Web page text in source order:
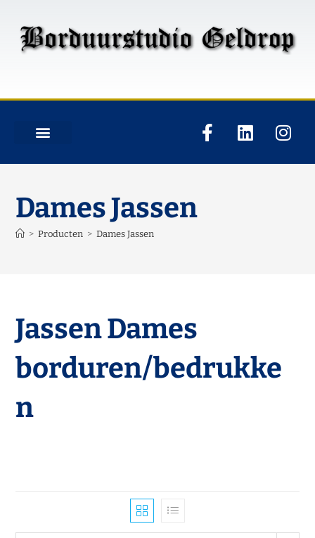
Dames Jassen
> Producten > Dames Jassen
Jassen Dames
borduren/bedrukke
n